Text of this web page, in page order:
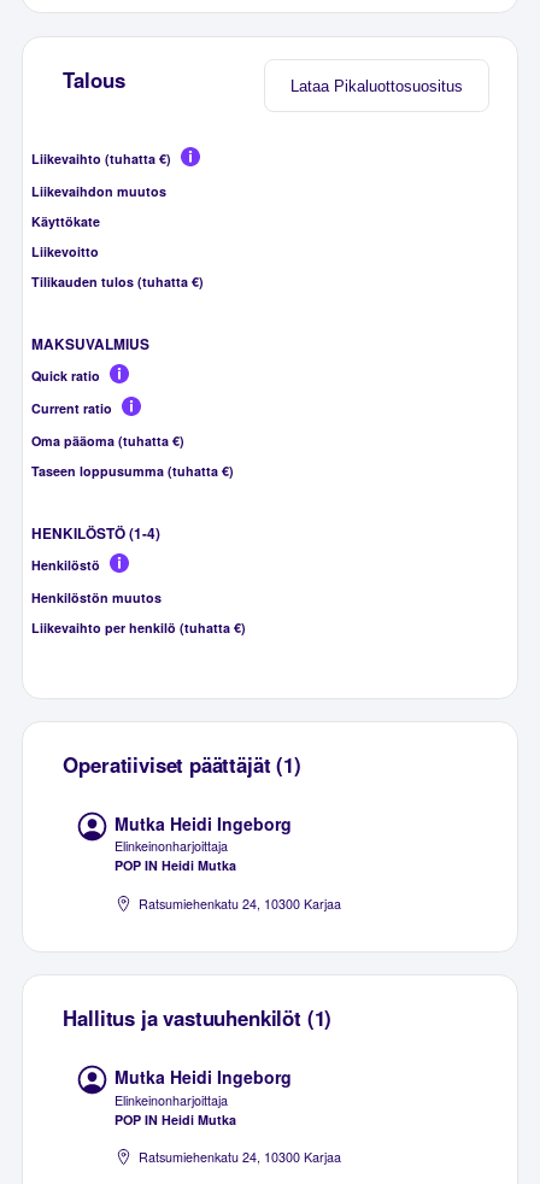
Lataa Pikaluottosuositus
Talous
Liikevaihto (tuhatta €)
Liikevaihdon muutos
Käyttökate
Liikevoitto
Tilikauden tulos (tuhatta €)
MAKSUVALMIUS
Quick ratio
Current ratio
Oma pääoma (tuhatta €)
Taseen loppusumma (tuhatta €)
HENKILÖSTÖ (1-4)
Henkilöstö
Henkilöstön muutos
Liikevaihto per henkilö (tuhatta €)
Operatiiviset päättäjät (1)
Mutka Heidi Ingeborg
Elinkeinonharjoittaja
POP IN Heidi Mutka
Ratsumiehenkatu 24, 10300 Karjaa
Hallitus ja vastuuhenkilöt (1)
Mutka Heidi Ingeborg
Elinkeinonharjoittaja
POP IN Heidi Mutka
Ratsumiehenkatu 24, 10300 Karjaa